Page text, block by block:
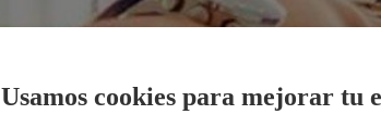
Usamos cookies para mejorar tu